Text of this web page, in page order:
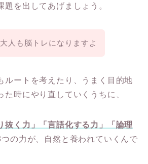
題を出してあげましょう。
人も脳トレになりますよ
ルートを考えたり、うまく目的地
た時にやり直していくうちに、
抜く力」「言語化する力」「論理
つの力が、自然と養われていくんで